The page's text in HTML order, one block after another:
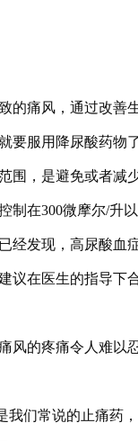
的痛风，通过改善
要服用降尿酸药物了
围，是避免或者减
制在300微摩尔/升以
经发现，高尿酸血
议在医生的指导下
风的疼痛令人难以
我们常说的止痛药